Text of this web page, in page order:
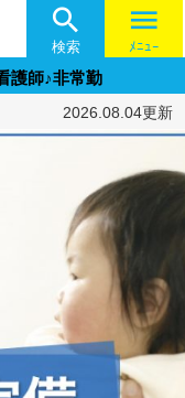

検索
menu
ﾒﾆｭｰ
護師♪非常勤
2026.08.04更新